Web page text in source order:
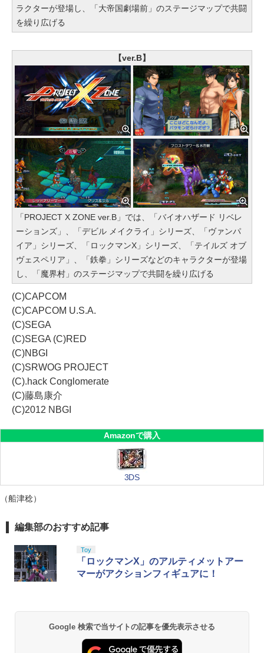
ラクターが登場し、「大帝国劇場前」のステージマップで共闘
を繰り広げる
【ver.B】
「PROJECT X ZONE ver.B」では、「バイオハザード リベレ
ーションズ」、「デビル メイクライ」シリーズ、「ヴァンパ
イア」シリーズ、「ロックマンX」シリーズ、「テイルズ オブ
ヴェスペリア」、「鉄拳」シリーズなどのキャラクターが登場
し、「魔界村」のステージマップで共闘を繰り広げる
(C)CAPCOM
(C)CAPCOM U.S.A.
(C)SEGA
(C)SEGA (C)RED
(C)NBGI
(C)SRWOG PROJECT
(C).hack Conglomerate
(C)藤島康介
(C)2012 NBGI
Amazonで購入
3DS
（船津稔）
編集部のおすすめ記事
Toy
「ロックマンX」のアルティメットアー
マーがアクションフィギュアに！
Google 検索で当サイトの記事を優先表示させる